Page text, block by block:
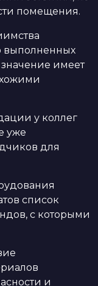
помещения.
выполненных
имеет
у коллег
уже
для
список
с которыми
и